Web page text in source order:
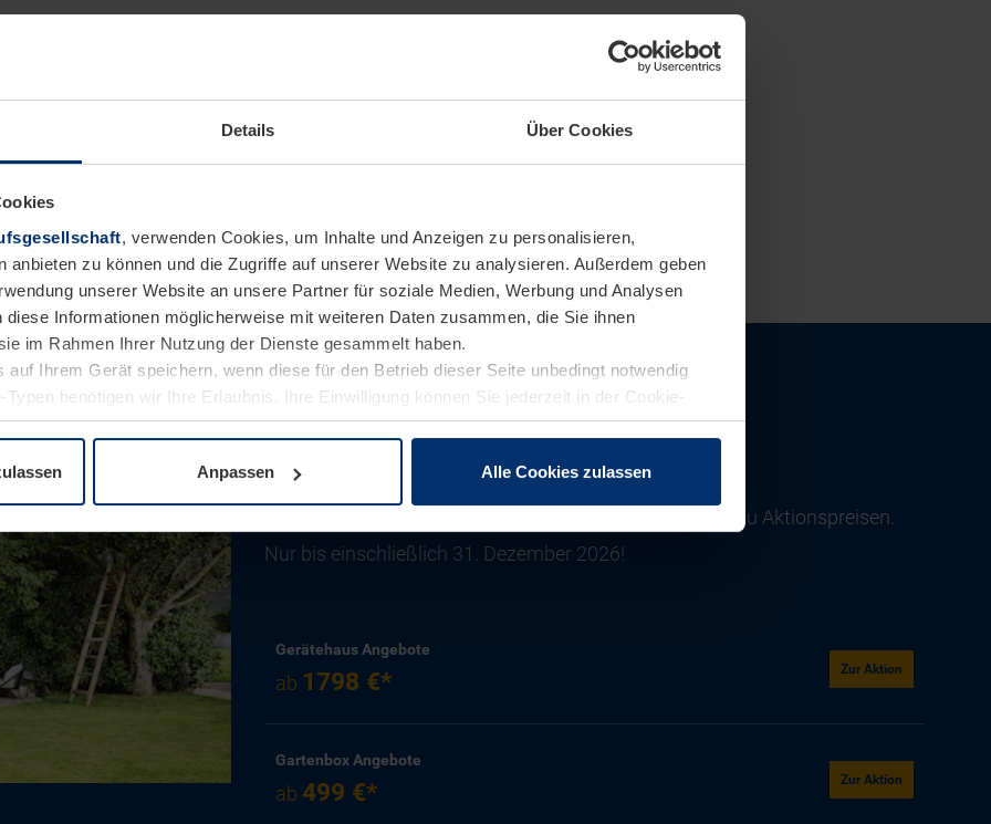
Details Über Cookies
, verwenden Cookies, um Inhalte und Anzeigen zu personalisieren,
anbieten zu können und die Zugriffe auf unserer Website zu analysieren. Außerdem geben
unserer Website an unsere Partner für soziale Medien, Werbung und Analysen
Informationen möglicherweise mit weiteren Daten zusammen, die Sie ihnen
im Rahmen Ihrer Nutzung der Dienste gesammelt haben.
auf Ihrem Gerät speichern, wenn diese für den Betrieb dieser Seite unbedingt notwendig
benötigen wir Ihre Erlaubnis. Ihre Einwilligung können Sie jederzeit in der Cookie-
unserer Website ändern oder widerrufen.
Anpassen Alle Cookies zulassen
zu Aktionspreisen
Stauraumsysteme für Generationen von Europas Nr. 1 zu Aktionspreisen.
Nur bis einschließlich 31. Dezember 2026!
Gerätehaus Angebote
ab 1798 €* Zur Aktion
Gartenbox Angebote
ab 499 €* Zur Aktion